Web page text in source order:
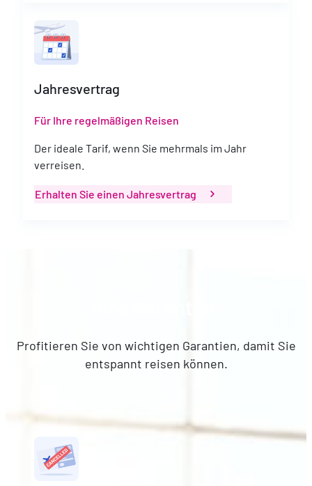
Jahresvertrag
Für Ihre regelmäßigen Reisen
Der ideale Tarif, wenn Sie mehrmals im Jahr
verreisen.
Erhalten Sie einen Jahresvertrag
Profitieren Sie von wichtigen Garantien, damit Sie
entspannt reisen können.